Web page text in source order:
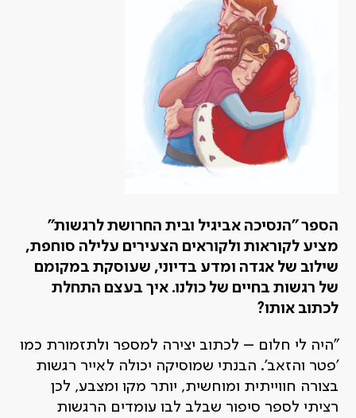
הספר "הנסיכה אביגיל ובית החרושת לרגשות"
מציע לקוראות ולקוראים הצעירים עלילה סוחפת,
שילוב של אגדה ומדע בדיוני, שעוסקת במקומם
של רגשות בחיים של כולנו. איך בעצם התחלת
לכתוב אותו?
"היה לי חלום – לכתוב יצירה למספר ולתזמורת כמו
'פטר והזאב'. הבנתי שמוסיקה יכולה לאייר רגשות
בצורה חווייתית ומוחשית, יותר מקו ומצבע, לכן
רציתי לספר סיפור שבלב לבו עומדים הרגשות